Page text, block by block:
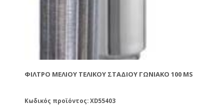
ΦΊΛΤΡΟ ΜΕΛΙΟΎ ΤΕΛΙΚΟΎ ΣΤΑΔΊΟΥ ΓΩΝΙΑΚΌ 100 MS
Κωδικός προϊόντος: XD55403